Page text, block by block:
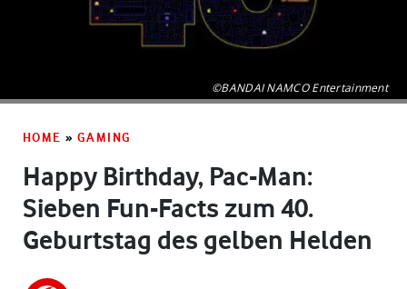
©BANDAI NAMCO Entertainment
HOME » GAMING
Happy Birthday, Pac-Man:
Sieben Fun-Facts zum 40.
Geburtstag des gelben Helden